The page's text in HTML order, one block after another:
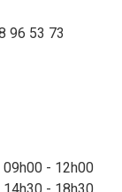
96 53 73
09h00 - 12h00